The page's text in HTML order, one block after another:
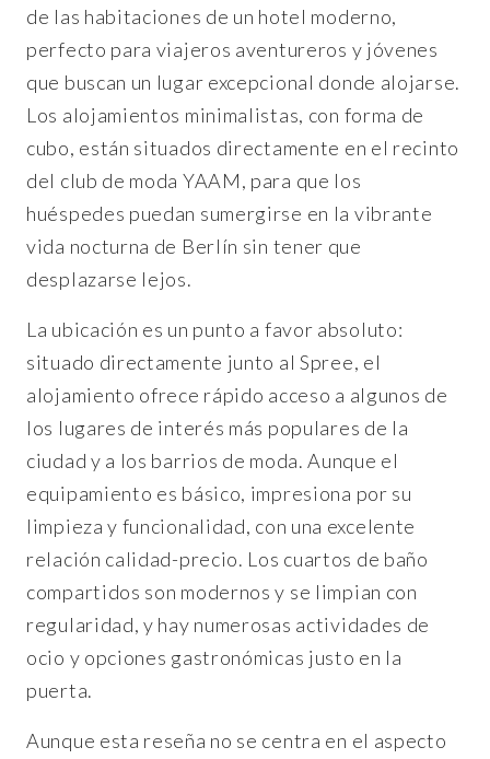
de las habitaciones de un hotel moderno,
perfecto para viajeros aventureros y jóvenes
que buscan un lugar excepcional donde alojarse.
Los alojamientos minimalistas, con forma de
cubo, están situados directamente en el recinto
del club de moda YAAM, para que los
huéspedes puedan sumergirse en la vibrante
vida nocturna de Berlín sin tener que
desplazarse lejos.
La ubicación es un punto a favor absoluto:
situado directamente junto al Spree, el
alojamiento ofrece rápido acceso a algunos de
los lugares de interés más populares de la
ciudad y a los barrios de moda. Aunque el
equipamiento es básico, impresiona por su
limpieza y funcionalidad, con una excelente
relación calidad-precio. Los cuartos de baño
compartidos son modernos y se limpian con
regularidad, y hay numerosas actividades de
ocio y opciones gastronómicas justo en la
puerta.
Aunque esta reseña no se centra en el aspecto